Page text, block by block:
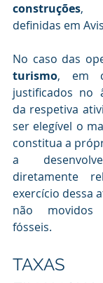
construções,
definidas em
No caso das
turismo, em
justificados no
da respetiva
ser elegível o
constitua a
a
diretamente
exercício dessa
não movidos
fósseis.